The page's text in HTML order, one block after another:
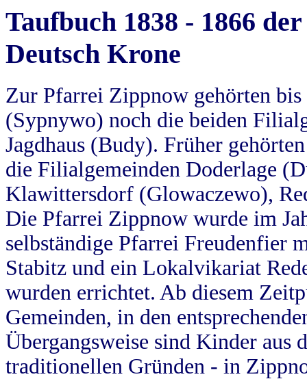
Taufbuch 1838 - 1866
Deutsch Krone
Zur Pfarrei Zippnow gehörten
(Sypnywo) noch die beiden
Jagdhaus (Budy). Früher
die Filialgemeinden Doderlage
Klawittersdorf (Glowaczewo),
Die Pfarrei Zippnow wurde im
selbständige Pfarrei Freudenfier
Stabitz und ein Lokalvikariat
wurden errichtet. Ab diesem
Gemeinden, in den
Übergangsweise sind Kinder aus
traditionellen Gründen - in